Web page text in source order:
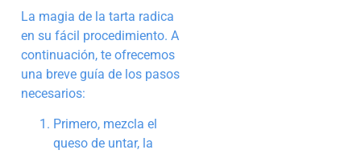
La magia de la tarta radica
en su fácil procedimiento. A
continuación, te ofrecemos
una breve guía de los pasos
necesarios:
Primero, mezcla el
queso de untar, la